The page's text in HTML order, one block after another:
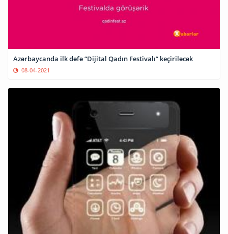
Azərbaycanda ilk dəfə “Dijital Qadın Festivalı” keçiriləcək
08-04-2021